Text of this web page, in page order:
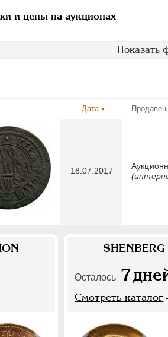
и цены на аукционах
Показать
Дата Продавец
18.07.2017
Осталось 7
Смотреть каталог